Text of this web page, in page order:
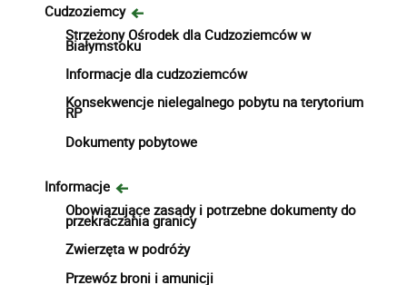
Cudzoziemcy
Strzeżony Ośrodek dla Cudzoziemców w
Białymstoku
Informacje dla cudzoziemców
Konsekwencje nielegalnego pobytu na terytorium
RP
Dokumenty pobytowe
Informacje
Obowiązujące zasady i potrzebne dokumenty do
przekraczania granicy
Zwierzęta w podróży
Przewóz broni i amunicji